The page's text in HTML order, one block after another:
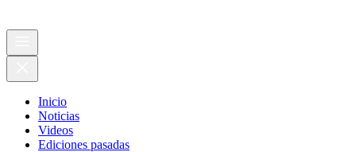
Inicio
Noticias
Videos
Ediciones pasadas